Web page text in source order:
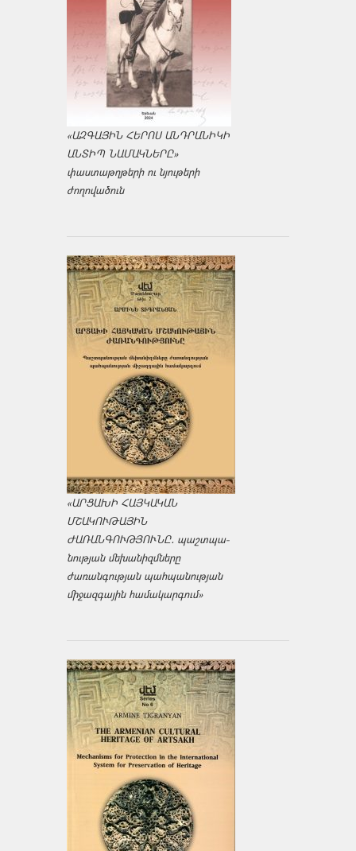
«ԱԶԳԱՅԻՆ ՀԵՐՈՍ ԱՆԴՐԱՆԻԿԻ
ԱՆՏԻՊ ՆԱՄԱԿՆԵՐԸ»
փաստաթղթերի ու նյութերի
ժողովածուն
«ԱՐՑԱԽԻ ՀԱՅԿԱԿԱՆ
ՄՇԱԿՈՒԹԱՅԻՆ
ԺԱՌԱՆԳՈՒԹՅՈՒՆԸ․ պաշտպա­
նության մեխանիզմները
ժառանգության պահպանության
միջազ­գային համակարգում»